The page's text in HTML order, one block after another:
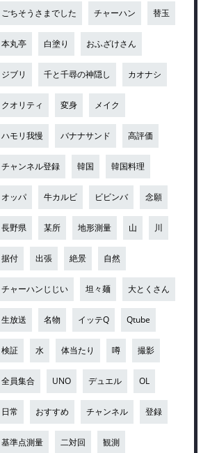
ごちそうさまでした チャーハン 替玉
本丸亭 白塗り おふざけさん
ジブリ 千と千尋の神隠し カオナシ
クオリティ 変身 メイク
ハモリ我慢 バナナサンド 高評価
チャンネル登録 韓国 韓国料理
オッパ 牛カルビ ビビンバ 念願
長野県 某所 地形測量 山 川
据付 出張 絶景 自然
チャーハンじじい 坦々麺 大とくさん
生放送 名物 イッテQ Qtube
検証 水 体当たり 噂 撮影
全員集合 UNO デュエル OL
日常 おすすめ チャンネル 登録
基準点測量 二対回 観測